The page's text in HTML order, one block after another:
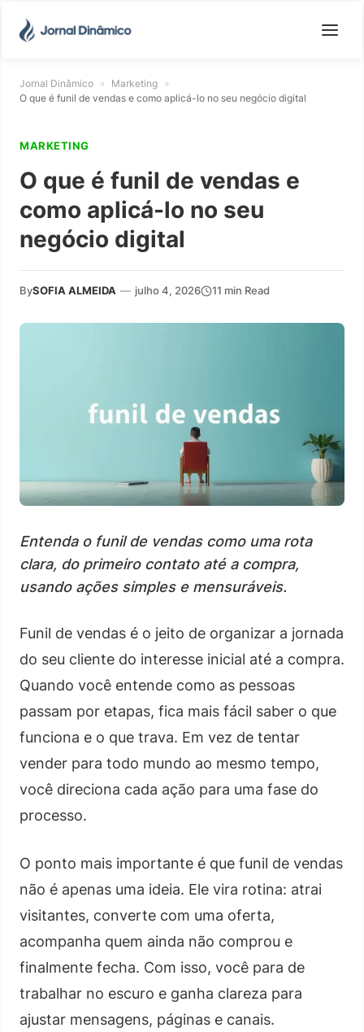
Jornal Dinâmico » Marketing »
O que é funil de vendas e como aplicá-lo no seu negócio digital
MARKETING
O que é funil de vendas e
como aplicá-lo no seu
negócio digital
BySOFIA ALMEIDA — julho 4, 2026 11 min Read
Entenda o funil de vendas como uma rota
clara, do primeiro contato até a compra,
usando ações simples e mensuráveis.
Funil de vendas é o jeito de organizar a jornada
do seu cliente do interesse inicial até a compra.
Quando você entende como as pessoas
passam por etapas, fica mais fácil saber o que
funciona e o que trava. Em vez de tentar
vender para todo mundo ao mesmo tempo,
você direciona cada ação para uma fase do
processo.
O ponto mais importante é que funil de vendas
não é apenas uma ideia. Ele vira rotina: atrai
visitantes, converte com uma oferta,
acompanha quem ainda não comprou e
finalmente fecha. Com isso, você para de
trabalhar no escuro e ganha clareza para
ajustar mensagens, páginas e canais.